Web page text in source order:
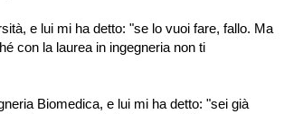
e lui mi ha detto: "se lo vuoi fare, fallo. Ma
con la laurea in ingegneria non ti
Biomedica, e lui mi ha detto: "sei già